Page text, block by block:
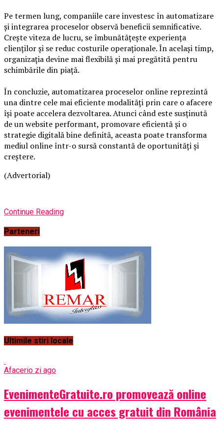
Pe termen lung, companiile care investesc în automatizare
și integrarea proceselor observă beneficii semnificative.
Crește viteza de lucru, se îmbunătățește experiența
clienților și se reduc costurile operaționale. În același timp,
organizația devine mai flexibilă și mai pregătită pentru
schimbările din piață.
În concluzie, automatizarea proceselor online reprezintă
una dintre cele mai eficiente modalități prin care o afacere
își poate accelera dezvoltarea. Atunci când este susținută
de un website performant, promovare eficientă și o
strategie digitală bine definită, aceasta poate transforma
mediul online într-o sursă constantă de oportunități și
creștere.
(Advertorial)
Continue Reading
Parteneri
Ultimile stiri locale
Afacerio zi ago
EvenimenteGratuite.ro promovează online
evenimentele cu acces gratuit din România